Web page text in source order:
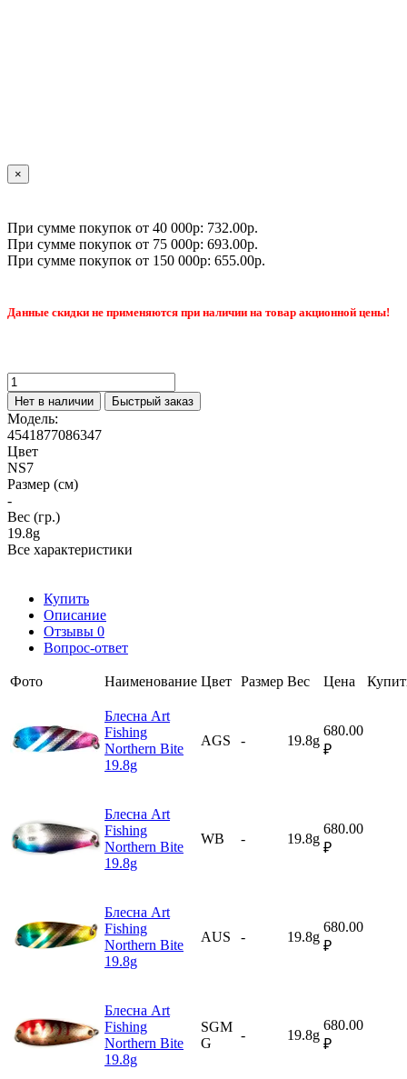
×
При сумме покупок от 40 000р: 732.00р.
При сумме покупок от 75 000р: 693.00р.
При сумме покупок от 150 000р: 655.00р.
Данные скидки не применяются при наличии на товар акционной цены!
Нет в наличии Быстрый заказ
Модель:
4541877086347
Цвет
NS7
Размер (см)
-
Вес (гр.)
19.8g
Все характеристики
Купить
Описание
Отзывы 0
Вопрос-ответ
Фото Наименование Цвет Размер Вес Цена
Блесна Art
Fishing
Northern Bite
19.8g
AGS - 19.8g
680.00
₽
Блесна Art
Fishing
Northern Bite
19.8g
WB - 19.8g
680.00
₽
Блесна Art
Fishing
Northern Bite
19.8g
AUS - 19.8g
680.00
₽
Блесна Art
Fishing
Northern Bite
19.8g
SGM
G
- 19.8g
680.00
₽